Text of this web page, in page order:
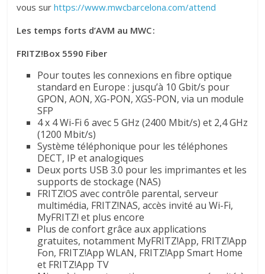
vous surhttps://www.mwcbarcelona.com/attend
Les temps forts d’AVM au MWC :
FRITZ!Box 5590 Fiber
Pour toutes les connexions en fibre optique
standard en Europe : jusqu’à 10 Gbit/s pour
GPON, AON, XG-PON, XGS-PON, via un module
SFP
4 x 4 Wi-Fi 6 avec 5 GHz (2400 Mbit/s) et 2,4 GHz
(1200 Mbit/s)
Système téléphonique pour les téléphones
DECT, IP et analogiques
Deux ports USB 3.0 pour les imprimantes et les
supports de stockage (NAS)
FRITZ!OS avec contrôle parental, serveur
multimédia, FRITZ!NAS, accès invité au Wi-Fi,
MyFRITZ! et plus encore
Plus de confort grâce aux applications
gratuites, notamment MyFRITZ!App, FRITZ!App
Fon, FRITZ!App WLAN, FRITZ!App Smart Home
et FRITZ!App TV